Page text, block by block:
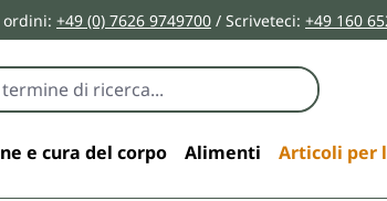
+49 (0) 7626 9749700 / Scriveteci: +49 160
e cura del corpo Alimenti Articoli per